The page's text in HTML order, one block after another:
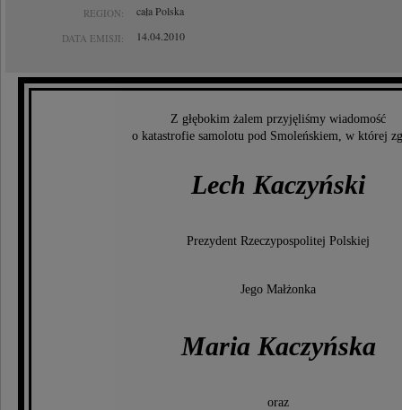
REGION: cała Polska
DATA EMISJI: 14.04.2010
Z głębokim żalem przyjęliśmy wiadomość
o katastrofie samolotu pod Smoleńskiem, w której
Lech Kaczyński
Prezydent Rzeczypospolitej Polskiej
Jego Małżonka
Maria Kaczyńska
oraz